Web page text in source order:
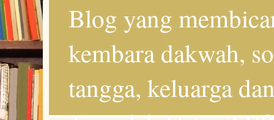
Blog yang
kembara dakwah,
tangga, keluarga